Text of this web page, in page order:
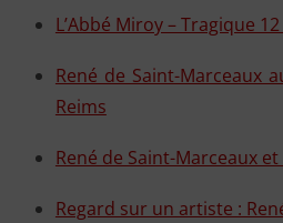
L’Abbé Miroy – Tragique
René de Saint-Marceaux
Reims
René de Saint-Marceaux
Regard sur un artiste :